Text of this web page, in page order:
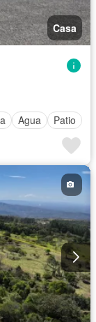
Casa
Agua Patio